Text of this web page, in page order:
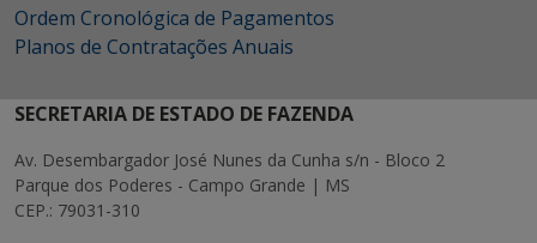
Ordem Cronológica de Pagamentos
Planos de Contratações Anuais
SECRETARIA DE ESTADO DE FAZENDA
Av. Desembargador José Nunes da Cunha s/n - Bloco 2
Parque dos Poderes - Campo Grande | MS
CEP.: 79031-310